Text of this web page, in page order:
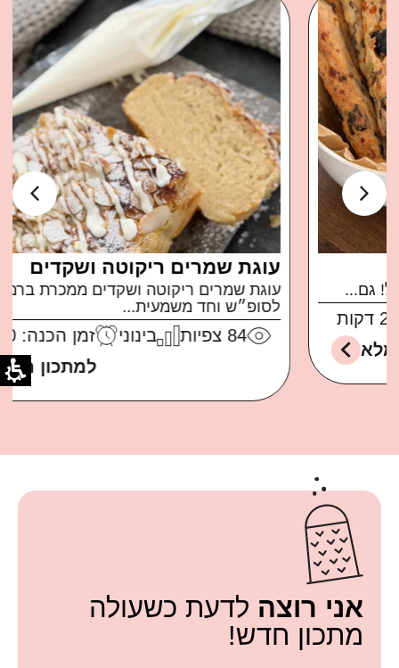
עוגת שמרים ריקוטה ושקדים
עוגת שמרים ריקוטה ושקדים ממכרת ברמות בול
לסופ״ש וחד משמעית...
צפיות בינוני
זמן הכנה: 30 דקות
למתכון המלא
אני רוצה לדעת כשעולה
מתכון חדש!